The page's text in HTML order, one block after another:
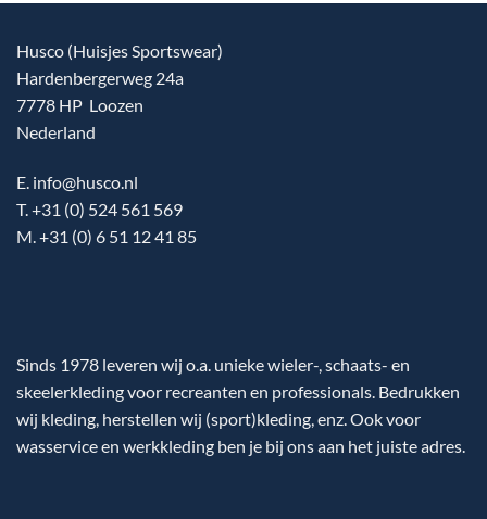
Husco (Huisjes Sportswear)
Hardenbergerweg 24a
7778 HP Loozen
Nederland
E. info@husco.nl
T. +31 (0) 524 561 569
M. +31 (0) 6 51 12 41 85
Sinds 1978 leveren wij o.a. unieke wieler-, schaats- en
skeelerkleding voor recreanten en professionals. Bedrukken
wij kleding, herstellen wij (sport)kleding, enz. Ook voor
wasservice en werkkleding ben je bij ons aan het juiste adres.